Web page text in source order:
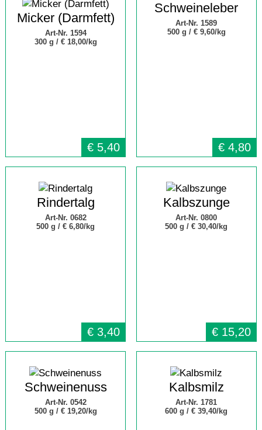
Micker (Darmfett)
Art-Nr. 1594
300 g / € 18,00/kg
€ 5,40
Schweineleber
Art-Nr. 1589
500 g / € 9,60/kg
€ 4,80
Rindertalg
Art-Nr. 0682
500 g / € 6,80/kg
€ 3,40
Kalbszunge
Art-Nr. 0800
500 g /€ 30,40/kg
€ 15,20
Schweinenuss
Art-Nr. 0542
500 g / € 19,20/kg
Kalbsmilz
Art-Nr. 1781
600 g /€ 39,40/kg